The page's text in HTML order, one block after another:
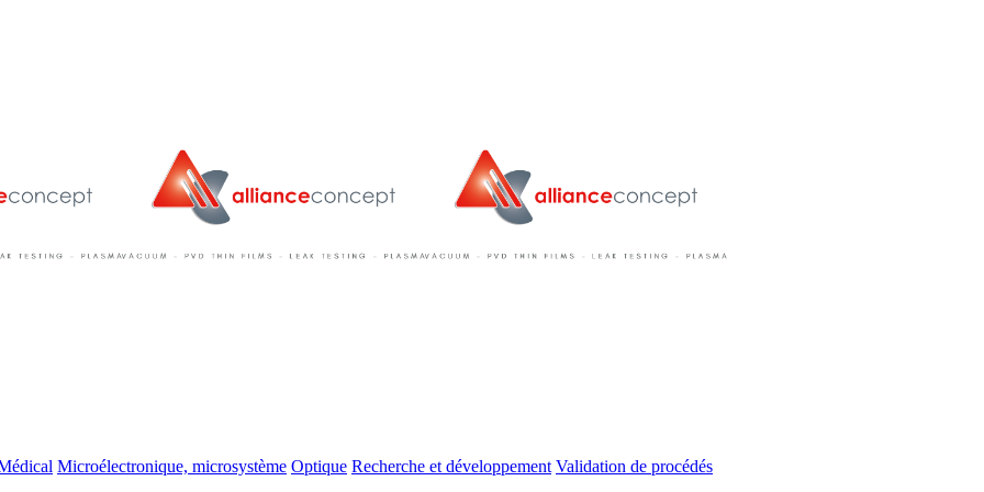
Microélectronique, microsystème Optique Recherche et développement Validation de procédés